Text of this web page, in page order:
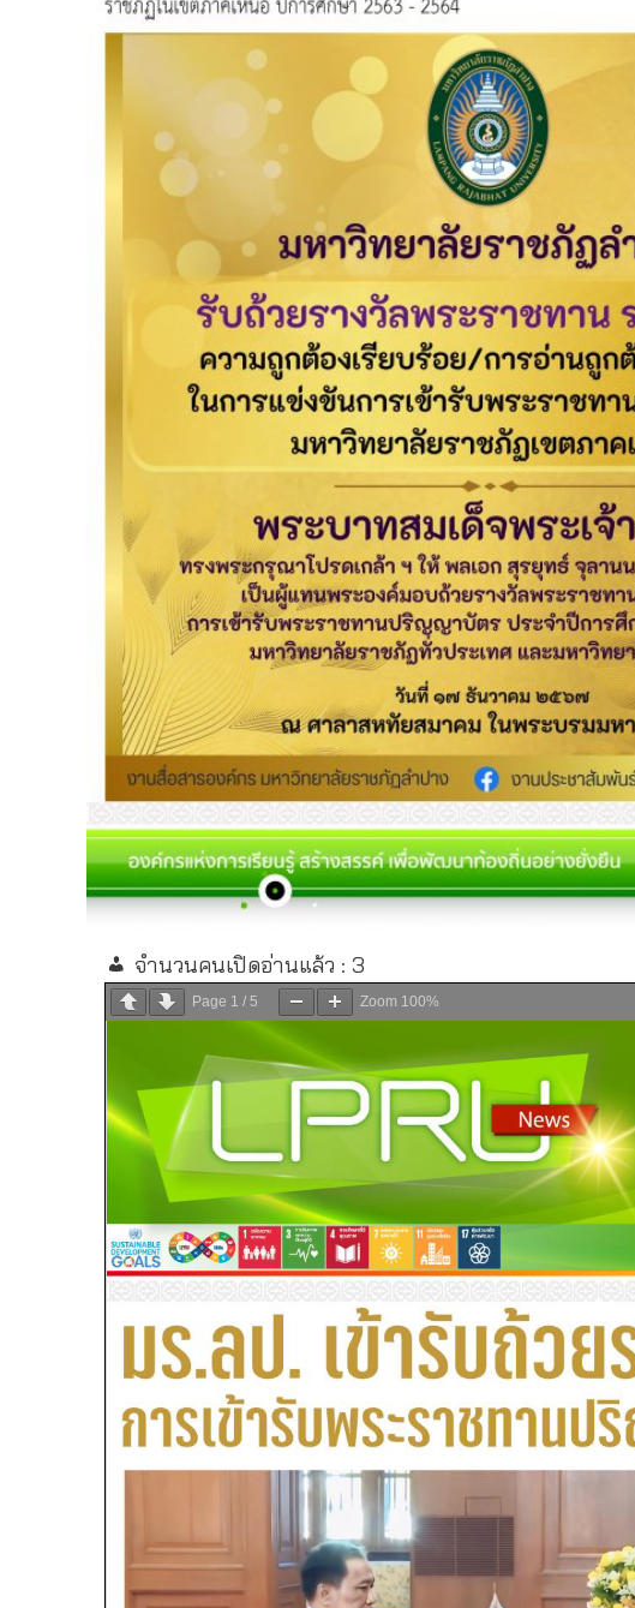
จำนวนคนเปิดอ่านแล้ว : 3
Page 1 / 5 Zoom 100%